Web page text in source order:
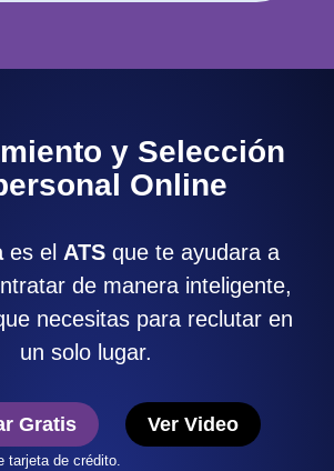
y Selección
Online
es el ATSque te ayudara a
de manera inteligente,
necesitas para reclutar en
un solo lugar.
Gratis Ver Video
tarjeta de crédito.